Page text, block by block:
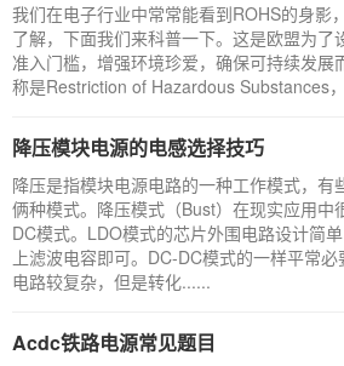
我们在电子行业中常常能看到ROHS的身影
了解，下面我们来科普一下。这是欧盟为了
准入门槛，增强环境珍爱，确保可持续发展
称是Restriction of Hazardous Substances
降压模块电源的电感选择技巧
降压是指模块电源电路的一种工作模式，有
俩种模式。降压模式（Bust）在现实应用中
DC模式。LDO模式的芯片外围电路设计简
上滤波电容即可。DC-DC模式的一样平常
电路较复杂，但是转化......
Acdc铁路电源常见题目